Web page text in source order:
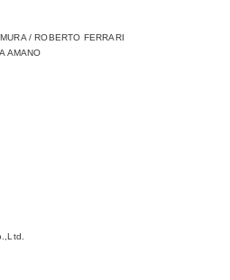
/ ROBERTO FERRARI
AMANO